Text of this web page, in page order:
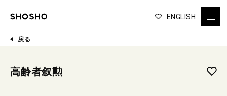
ENGLISH
戻る
高齢者叙勲